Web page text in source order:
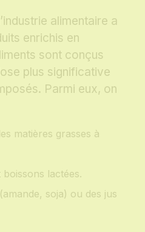
alimentaire a
enrichis en
sont conçus
plus significative
Parmi eux, on
matières grasses à
lactées.
soja) ou des jus